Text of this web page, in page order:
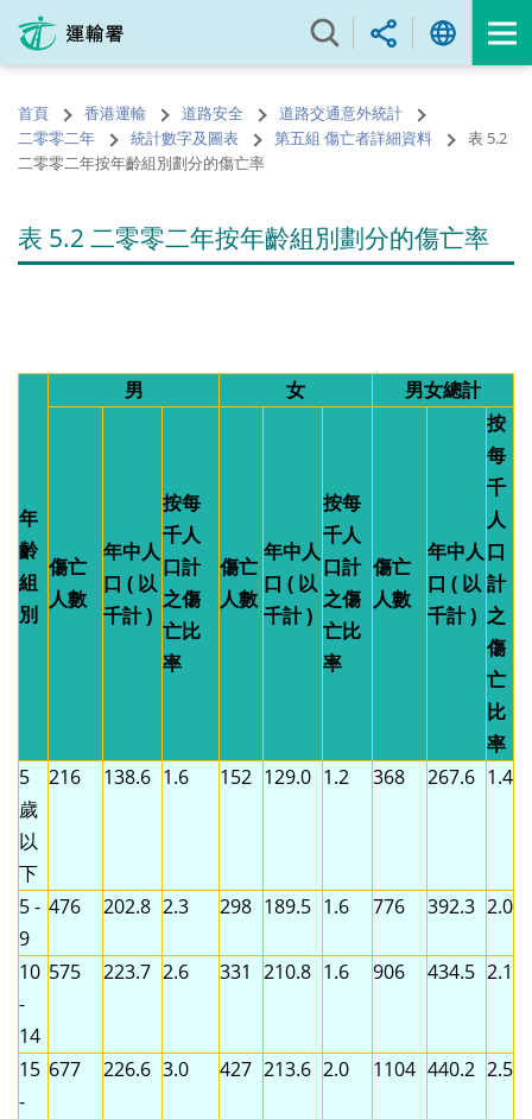
內
的
開
始
首頁 香港運輸 道路安全
道路交通意外統計
二零零二年
統計數字及圖表 第五組 傷亡者詳細資料
表 5.2
二零零二年按年齡組別劃分的傷亡率
表 5.2 二零零二年按年齡組別劃分的傷亡率
年
齡
組
別
男 女 男女總計
傷亡
人數
年中人
口 ( 以
千計 )
按每
千人
口計
之傷
亡比
率
傷亡
人數
年中人
口 ( 以
千計 )
按每
千人
口計
之傷
亡比
率
傷亡
人數
年中人
口 ( 以
千計 )
按
每
千
人
口
計
之
傷
亡
比
率
5
歲
以
下
216 138.6 1.6 152 129.0 1.2 368 267.6 1.4
5 -
9
476 202.8 2.3 298 189.5 1.6 776 392.3 2.0
10
-
14
575 223.7 2.6 331 210.8 1.6 906 434.5 2.1
15
-
677 226.6 3.0 427 213.6 2.0 1104 440.2 2.5